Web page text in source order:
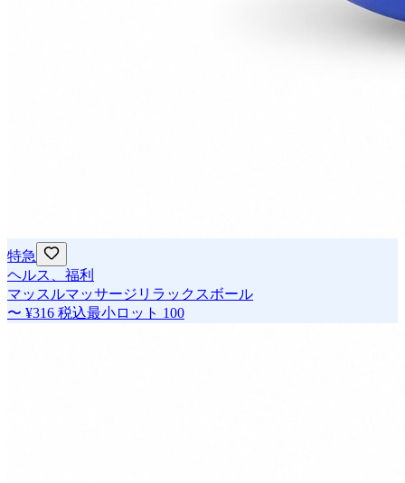
特急
ヘルス、福利
マッスルマッサージリラックスボール
〜 ¥316 税込最小ロット 100